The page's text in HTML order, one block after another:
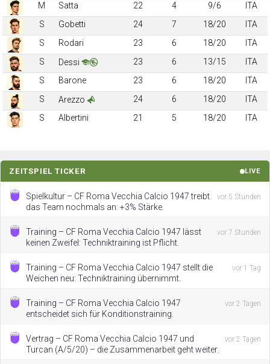
M
Satta 22 4 9/6
ITA
S
Gobetti 24 7 18/20
ITA
S
Rodari 23 6 18/20
ITA
S
Dessi 23 6 13/15
ITA
S
Barone 23 6 18/20
ITA
S
Arezzo 24 6 18/20
ITA
S
Albertini 21 5 18/20 ITA
ZEITSPIEL TICKER LIVE
Spielkultur – CF Roma Vecchia Calcio 1947 treibt
das Team nochmals an: +3% Stärke.
vor 5 Stunden
Training – CF Roma Vecchia Calcio 1947 lässt
keinen Zweifel: Techniktraining ist Pflicht.
vor 7 Stunden
Training – CF Roma Vecchia Calcio 1947 stellt die
Weichen neu: Techniktraining übernimmt.
vor 1 Tag
Training – CF Roma Vecchia Calcio 1947
entscheidet sich für Konditionstraining.
vor 2 Tagen
Vertrag – CF Roma Vecchia Calcio 1947 und
Turcan (A/5/20) – die Zusammenarbeit geht weiter.
vor 2 Tagen